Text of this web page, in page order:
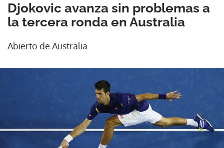
Djokovic avanza sin problemas a
la tercera ronda en Australia
Abierto de Australia